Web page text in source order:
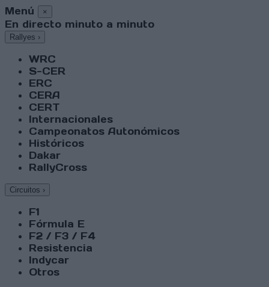
Menú ×
En directo minuto a minuto
Rallyes ›
WRC
S-CER
ERC
CERA
CERT
Internacionales
Campeonatos Autonómicos
Históricos
Dakar
RallyCross
Circuitos ›
F1
Fórmula E
F2 / F3 / F4
Resistencia
Indycar
Otros